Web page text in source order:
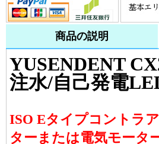
商品の説明
YUSENDENT
注水/自己発電
ISO Eタイプコントラ
ターまたは電気モータ